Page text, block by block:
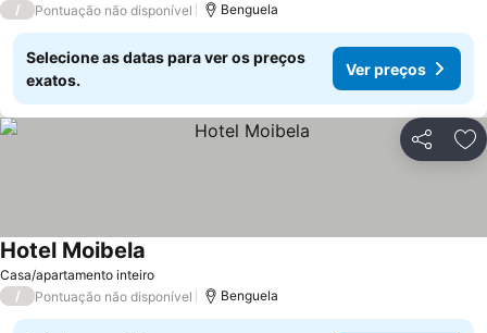
/ Pontuação não disponível Benguela
Selecione as datas para ver os preços
exatos.
Ver preços
Partilhar
Casa/apartamento inteiro
Hotel Moibela
/ Pontuação não disponível Benguela